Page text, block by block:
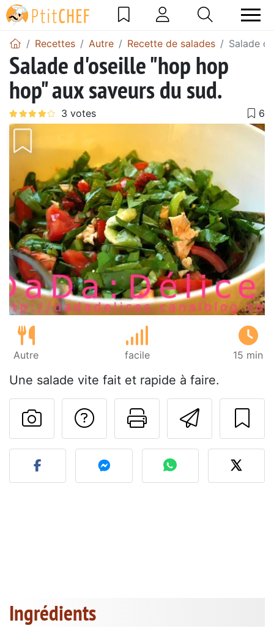
Recettes Autre Recette de salades Salade
Salade d'oseille "hop hop
hop" aux saveurs du sud.
Autre facile 15 min
Une salade vite fait et rapide à faire.
Imprimer
Poser une
Publier votre photo de
Ingrédients